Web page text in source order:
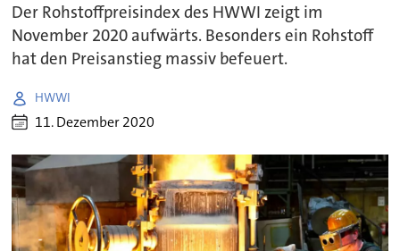
Der Rohstoffpreisindex des HWWI zeigt im
November 2020 aufwärts. Besonders ein Rohstoff
hat den Preisanstieg massiv befeuert.
HWWI
11. Dezember 2020